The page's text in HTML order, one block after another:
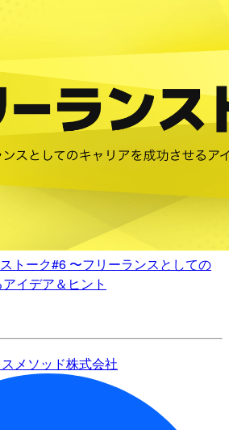
トーク#6 〜フリーランスとしての
イデア＆ヒント
メソッド株式会社